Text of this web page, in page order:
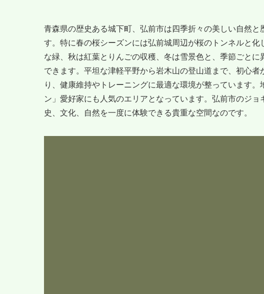
青森県の歴史ある城下町、弘前市は四季折々の美しい自然
す。特に春の桜シーズンには弘前城周辺が桜のトンネルと
な緑、秋は紅葉とりんごの収穫、冬は雪景色と、季節ごと
できます。平坦な津軽平野から岩木山の登山道まで、初心
り、健康維持やトレーニングに最適な環境が整っています
ン」愛好家にも人気のエリアとなっています。弘前市のジ
史、文化、自然を一度に体験できる貴重な空間なのです。